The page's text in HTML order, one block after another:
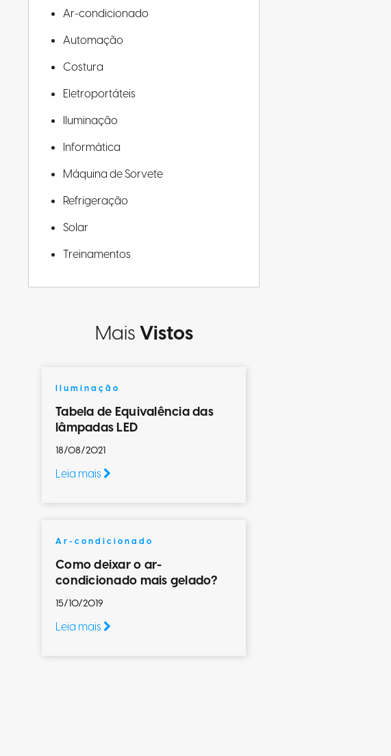
Ar-condicionado
Automação
Costura
Eletroportáteis
Iluminação
Informática
Máquina de Sorvete
Refrigeração
Solar
Treinamentos
MaisVistos
Iluminação
Tabela de Equivalência das
lâmpadas LED
18/08/2021
Leia mais
Ar-condicionado
Como deixar o ar-
condicionado mais gelado?
15/10/2019
Leia mais